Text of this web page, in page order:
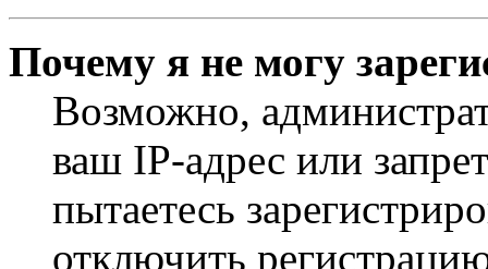
Почему я не могу
Возможно,
ваш IP-адрес или
пытаетесь
отключить